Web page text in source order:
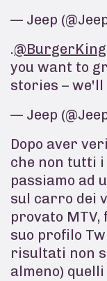
— Jeep
.@BurgerKing
you want to
stories – we'll
— Jeep
Dopo aver
che non tutti i
passiamo ad
sul carro dei
provato MTV,
suo profilo
risultati non
almeno)